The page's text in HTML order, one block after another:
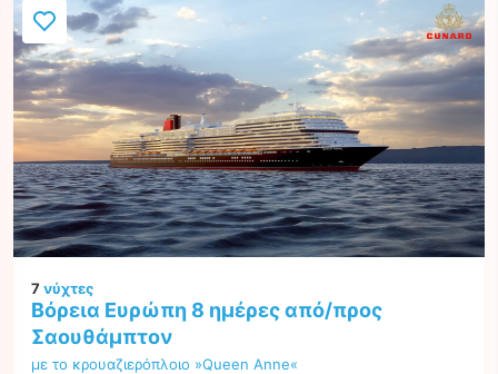
7νύχτες
Βόρεια Ευρώπη 8 ημέρες από/προς
Σαουθάμπτον
με το κρουαζιερόπλοιο »Queen Anne«